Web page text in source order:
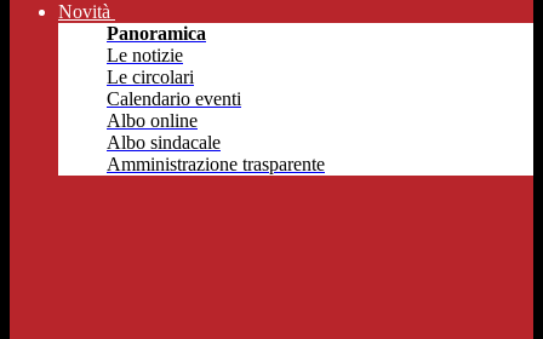
Novità
Panoramica
Le notizie
Le circolari
Calendario eventi
Albo online
Albo sindacale
Amministrazione trasparente